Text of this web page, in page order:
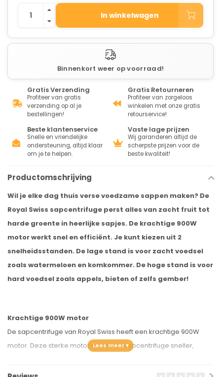
In winkelwagen
Binnenkort weer op voorraad!
Gratis Verzending
Profiteer van gratis
verzending op al je
bestellingen!
Gratis Retourneren
Profiteer van zorgeloos
winkelen met onze gratis
retourservice!
Beste klantenservice
Snelle en vriendelijke
ondersteuning, altijd klaar
om je te helpen.
Vaste lage prijzen
Wij garanderen altijd de
scherpste prijzen voor de
beste kwaliteit!
Productomschrijving
Wil je elke dag thuis verse voedzame sappen maken? De
Royal Swiss sapcentrifuge perst alles van zacht fruit tot
harde groente in heerlijke sapjes. De krachtige 900W
motor werkt snel en efficiënt. Je kunt kiezen uit 2
snelheidsstanden. De lage stand is voor zacht voedsel
zoals watermeloen en komkommer. De hoge stand is voor
hard voedsel zoals appels, bieten of zelfs gember!
Krachtige 900W motor
De sapcentrifuge van Royal Swiss heeft een krachtige 900W
motor. Deze sterke motor maakt de sapcentrifuge sneller,
zonder probleem uitgeperst. Het voedsel zal hierdoor ook niet